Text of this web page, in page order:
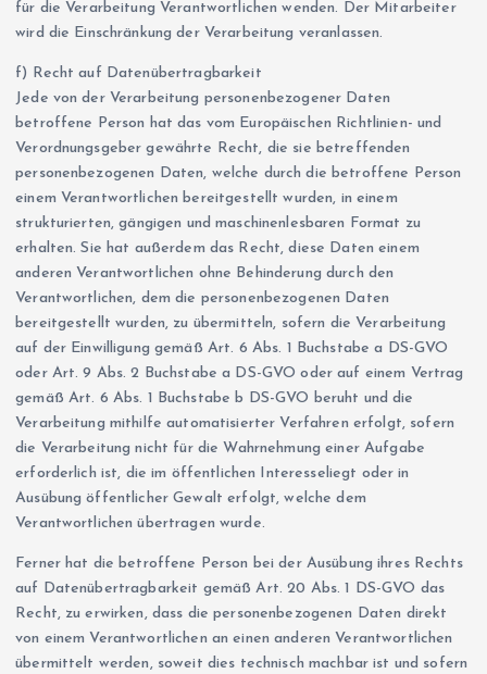
für die Verarbeitung Verantwortlichen wenden. Der Mitarbeiter
wird die Einschränkung der Verarbeitung veranlassen.
f) Recht auf Datenübertragbarkeit
Jede von der Verarbeitung personenbezogener Daten
betroffene Person hat das vom Europäischen Richtlinien- und
Verordnungsgeber gewährte Recht, die sie betreffenden
personenbezogenen Daten, welche durch die betroffene Person
einem Verantwortlichen bereitgestellt wurden, in einem
strukturierten, gängigen und maschinenlesbaren Format zu
erhalten. Sie hat außerdem das Recht, diese Daten einem
anderen Verantwortlichen ohne Behinderung durch den
Verantwortlichen, dem die personenbezogenen Daten
bereitgestellt wurden, zu übermitteln, sofern die Verarbeitung
auf der Einwilligung gemäß Art. 6 Abs. 1 Buchstabe a DS-GVO
oder Art. 9 Abs. 2 Buchstabe a DS-GVO oder auf einem Vertrag
gemäß Art. 6 Abs. 1 Buchstabe b DS-GVO beruht und die
Verarbeitung mithilfe automatisierter Verfahren erfolgt, sofern
die Verarbeitung nicht für die Wahrnehmung einer Aufgabe
erforderlich ist, die im öffentlichen Interesseliegt oder in
Ausübung öffentlicher Gewalt erfolgt, welche dem
Verantwortlichen übertragen wurde.
Ferner hat die betroffene Person bei der Ausübung ihres Rechts
auf Datenübertragbarkeit gemäß Art. 20 Abs. 1 DS-GVO das
Recht, zu erwirken, dass die personenbezogenen Daten direkt
von einem Verantwortlichen an einen anderen Verantwortlichen
übermittelt werden, soweit dies technisch machbar ist und sofern